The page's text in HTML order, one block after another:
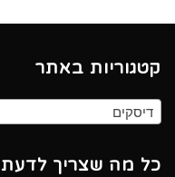
קטגוריות באתר
דיסקים
כל מה שצריך לדעת